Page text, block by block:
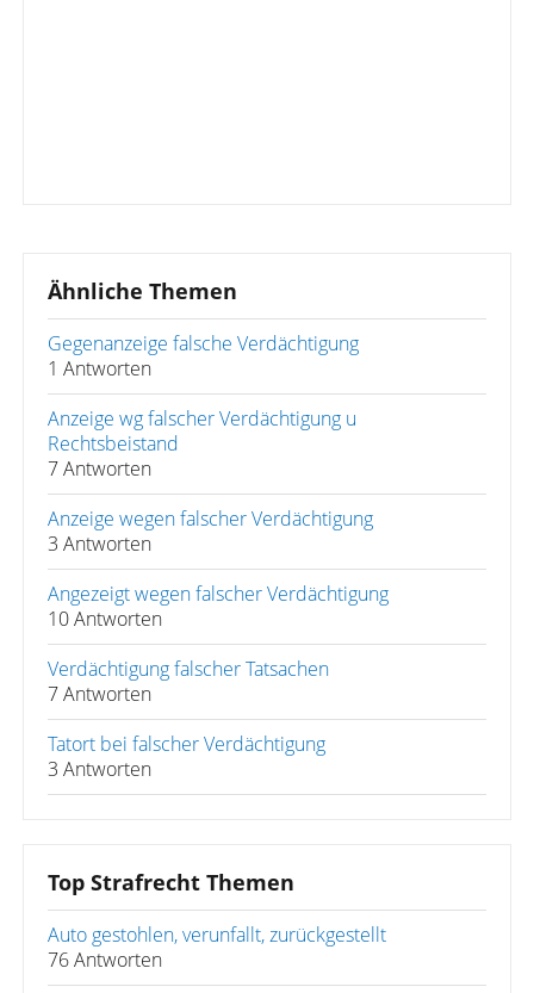
Ähnliche Themen
Gegenanzeige falsche Verdächtigung
1 Antworten
Anzeige wg falscher Verdächtigung u
Rechtsbeistand
7 Antworten
Anzeige wegen falscher Verdächtigung
3 Antworten
Angezeigt wegen falscher Verdächtigung
10 Antworten
Verdächtigung falscher Tatsachen
7 Antworten
Tatort bei falscher Verdächtigung
3 Antworten
Top Strafrecht Themen
Auto gestohlen, verunfallt, zurückgestellt
76 Antworten